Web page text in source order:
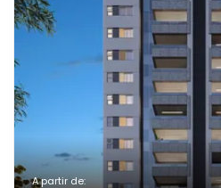
A partir de: